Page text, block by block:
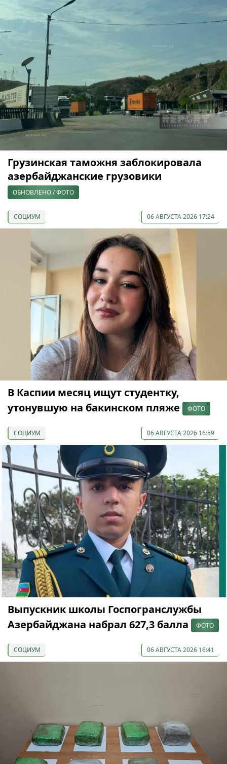
Грузинская таможня заблокировала
азербайджанские грузовики
ОБНОВЛЕНО / ФОТО
СОЦИУМ 06 АВГУСТА 2026 17:24
В Каспии месяц ищут студентку,
утонувшую на бакинском пляже
ФОТО
СОЦИУМ 06 АВГУСТА 2026 16:59
Выпускник школы Госпогранслужбы
Азербайджана набрал 627,3 балла
ФОТО
СОЦИУМ 06 АВГУСТА 2026 16:41